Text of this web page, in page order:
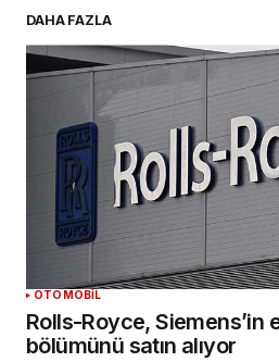
Daha sonraki yorumlarımda
adım, e-posta adresim ve
tarayıcıya kaydedilsin.
YORUM GÖNDER
DAHA FAZLA
OTOMOBİL
Rolls-Royce, Siemens’in
bölümünü satın alıyor